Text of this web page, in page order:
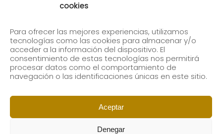
cookies
Para ofrecer las mejores experiencias, utilizamos
tecnologías como las cookies para almacenar y/o
acceder a la información del dispositivo. El
consentimiento de estas tecnologías nos permitirá
procesar datos como el comportamiento de
navegación o las identificaciones únicas en este sitio.
Aceptar
Denegar
Subscribe to our newsletter to receive our news by
email.